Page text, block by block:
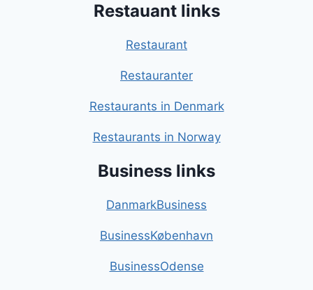
Restauant links
Restaurant
Restauranter
Restaurants in Denmark
Restaurants in Norway
Business links
DanmarkBusiness
BusinessKøbenhavn
BusinessOdense